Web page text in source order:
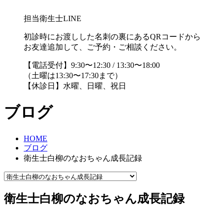
担当衛生士LINE
初診時にお渡しした名刺の裏にあるQRコードから
お友達追加して、ご予約・ご相談ください。
【電話受付】9:30〜12:30 / 13:30〜18:00
（土曜は13:30〜17:30まで）
【休診日】水曜、日曜、祝日
ブログ
HOME
ブログ
衛生士白柳のなおちゃん成長記録
衛生士白柳のなおちゃん成長記録